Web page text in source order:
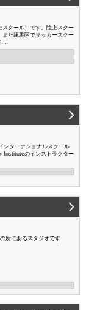
スクール）です。陸上スクー
また練馬区でサッカースクー
ターナショナルスクール
Instituteのインストラクター
所にあるスタジオです